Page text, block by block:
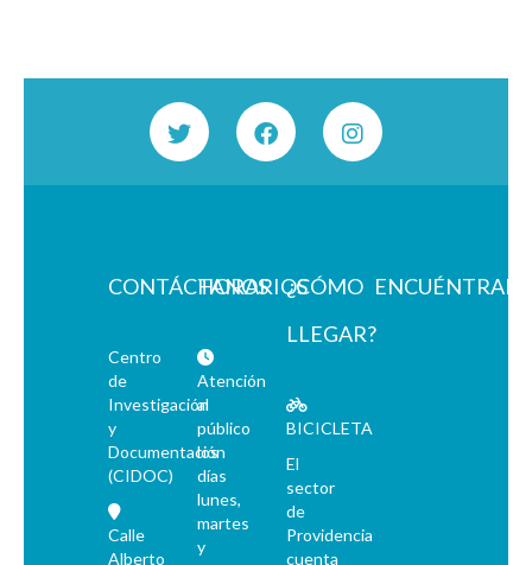
CONTÁCTANOS
Centro
de
Investigación
y
Documentación
(CIDOC)
Calle
Alberto
HORARIOS
Atención
al
público
los
días
lunes,
martes
y
¿CÓMO
LLEGAR?
BICICLETA
El
sector
de
Providencia
cuenta